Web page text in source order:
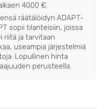
4000 €
räätälöidyn ADAPT-
sopii tilanteisiin, joissa
riitä ja tarvitaan
useampia järjestelmiä
Lopullinen hinta
perusteella.